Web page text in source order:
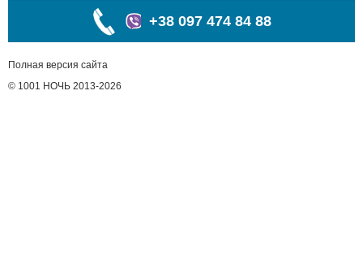
+38 097 474 84 88
Полная версия сайта
© 1001 НОЧЬ 2013-2026